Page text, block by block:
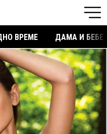
ВРЕМЕ ДАМА И БЕБЕ